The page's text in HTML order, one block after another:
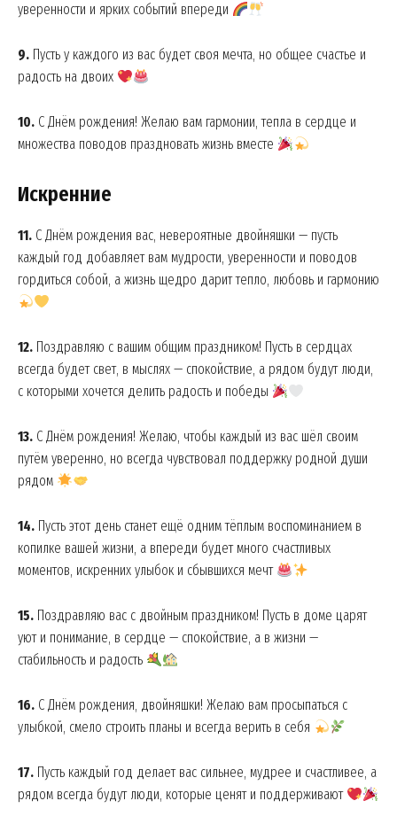
уверенности и ярких событий впереди
9. Пусть у каждого из вас будет своя мечта, но общее счастье и
радость на двоих
10. С Днём рождения! Желаю вам гармонии, тепла в сердце и
множества поводов праздновать жизнь вместе
Искренние
11. С Днём рождения вас, невероятные двойняшки — пусть
каждый год добавляет вам мудрости, уверенности и поводов
гордиться собой, а жизнь щедро дарит тепло, любовь и гармонию
12. Поздравляю с вашим общим праздником! Пусть в сердцах
всегда будет свет, в мыслях — спокойствие, а рядом будут люди,
с которыми хочется делить радость и победы
13. С Днём рождения! Желаю, чтобы каждый из вас шёл своим
путём уверенно, но всегда чувствовал поддержку родной души
рядом
14. Пусть этот день станет ещё одним тёплым воспоминанием в
копилке вашей жизни, а впереди будет много счастливых
моментов, искренних улыбок и сбывшихся мечт
15. Поздравляю вас с двойным праздником! Пусть в доме царят
уют и понимание, в сердце — спокойствие, а в жизни —
стабильность и радость
16. С Днём рождения, двойняшки! Желаю вам просыпаться с
улыбкой, смело строить планы и всегда верить в себя
17. Пусть каждый год делает вас сильнее, мудрее и счастливее, а
рядом всегда будут люди, которые ценят и поддерживают